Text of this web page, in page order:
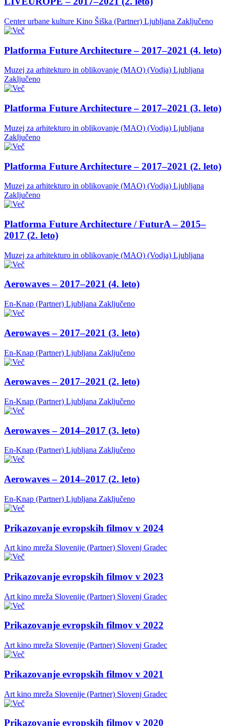
Center urbane kulture Kino Šiška (Partner) Ljubljana Zaključeno
Platforma Future Architecture – 2017–2021 (4. leto)
Muzej za arhitekturo in oblikovanje (MAO) (Vodja) Ljubljana
Zaključeno
Platforma Future Architecture – 2017–2021 (3. leto)
Muzej za arhitekturo in oblikovanje (MAO) (Vodja) Ljubljana
Zaključeno
Platforma Future Architecture – 2017–2021 (2. leto)
Muzej za arhitekturo in oblikovanje (MAO) (Vodja) Ljubljana
Zaključeno
Platforma Future Architecture / FuturA – 2015–
2017 (2. leto)
Muzej za arhitekturo in oblikovanje (MAO) (Vodja) Ljubljana
Aerowaves – 2017–2021 (4. leto)
En-Knap (Partner) Ljubljana Zaključeno
Aerowaves – 2017–2021 (3. leto)
En-Knap (Partner) Ljubljana Zaključeno
Aerowaves – 2017–2021 (2. leto)
En-Knap (Partner) Ljubljana Zaključeno
Aerowaves – 2014–2017 (3. leto)
En-Knap (Partner) Ljubljana Zaključeno
Aerowaves – 2014–2017 (2. leto)
En-Knap (Partner) Ljubljana Zaključeno
Prikazovanje evropskih filmov v 2024
Art kino mreža Slovenije (Partner) Slovenj Gradec
Prikazovanje evropskih filmov v 2023
Art kino mreža Slovenije (Partner) Slovenj Gradec
Prikazovanje evropskih filmov v 2022
Art kino mreža Slovenije (Partner) Slovenj Gradec
Prikazovanje evropskih filmov v 2021
Art kino mreža Slovenije (Partner) Slovenj Gradec
Prikazovanje evropskih filmov v 2020